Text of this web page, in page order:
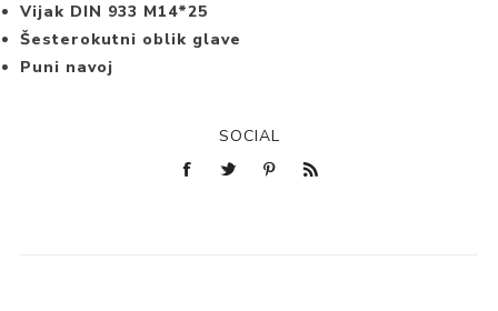
Vijak DIN 933 M14*25
Šesterokutni oblik glave
Puni navoj
SOCIAL